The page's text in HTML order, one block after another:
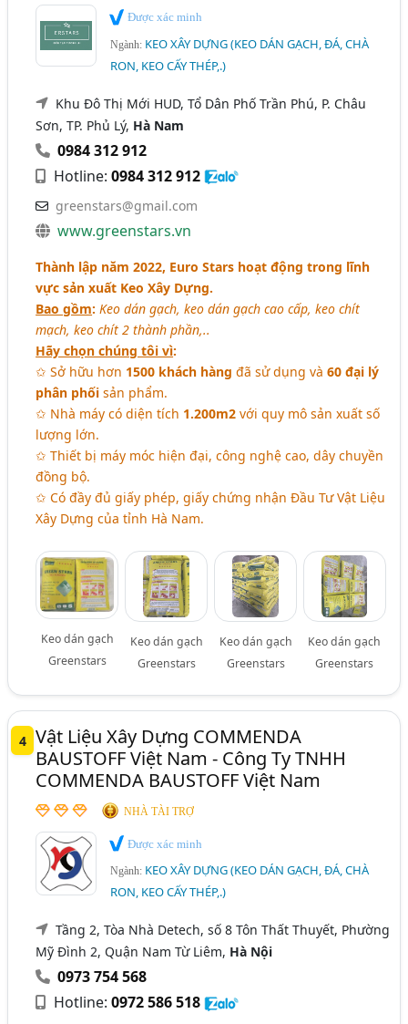
Được xác minh
Ngành: KEO XÂY DỰNG (KEO DÁN GẠCH, ĐÁ, CHÀ
RON, KEO CẤY THÉP,.)
Khu Đô Thị Mới HUD, Tổ Dân Phố Trần Phú, P. Châu
Sơn, TP. Phủ Lý, Hà Nam
0984 312 912
Hotline:0984 312 912
greenstars@gmail.com
www.greenstars.vn
Thành lập năm 2022, Euro Stars hoạt động trong lĩnh
vực sản xuất Keo Xây Dựng.
Bao gồm: Keo dán gạch, keo dán gạch cao cấp, keo chít
mạch, keo chít 2 thành phần,..
Hãy chọn chúng tôi vì:
✩ Sở hữu hơn 1500 khách hàng đã sử dụng và60 đại lý
phân phối sản phẩm.
✩ Nhà máy có diện tích 1.200m2 với quy mô sản xuất số
lượng lớn.
✩ Thiết bị máy móc hiện đại, công nghệ cao, dây chuyền
đồng bộ.
✩ Có đầy đủ giấy phép, giấy chứng nhận Đầu Tư Vật Liệu
Xây Dựng của tỉnh Hà Nam.
Keo dán gạch
Greenstars
Keo dán gạch
Greenstars
Keo dán gạch
Greenstars
Keo dán gạch
Greenstars
4 Vật Liệu Xây Dựng COMMENDA
BAUSTOFF Việt Nam - Công Ty TNHH
COMMENDA BAUSTOFF Việt Nam
NHÀ TÀI TRỢ
Được xác minh
Ngành: KEO XÂY DỰNG (KEO DÁN GẠCH, ĐÁ, CHÀ
RON, KEO CẤY THÉP,.)
Tầng 2, Tòa Nhà Detech, số 8 Tôn Thất Thuyết, Phường
Mỹ Đình 2, Quận Nam Từ Liêm, Hà Nội
0973 754 568
Hotline:0972 586 518